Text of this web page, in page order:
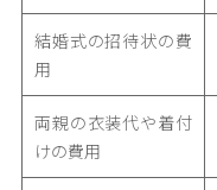
結婚式の招待状の費
用
両親の衣装代や着付
けの費用